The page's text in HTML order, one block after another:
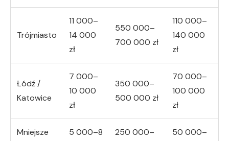
Trójmiasto
11 000–
14 000
zł
550 000–
700 000 zł
110 000–
140 000
zł
Łódź /
Katowice
7 000–
10 000
zł
350 000–
500 000 zł
70 000–
100 000
zł
Mniejsze
5 000–8
250 000–
50 000–